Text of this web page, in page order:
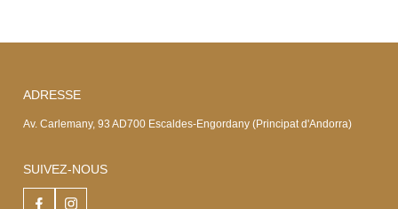
ADRESSE
Av. Carlemany, 93 AD700 Escaldes-Engordany (Principat d'Andorra)
SUIVEZ-NOUS